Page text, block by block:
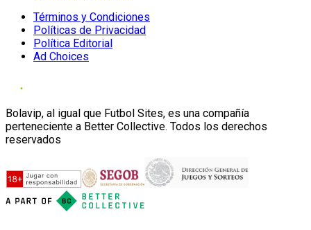
Términos y Condiciones
Políticas de Privacidad
Política Editorial
Ad Choices
Bolavip, al igual que Futbol Sites, es una compañía
perteneciente a Better Collective. Todos los derechos
reservados